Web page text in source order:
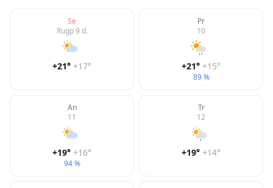
Se
Rugp 9 d.
+21° +17°
Pr
10
+21° +15°
89 %
An
11
+19° +16°
94 %
Tr
12
+19° +14°